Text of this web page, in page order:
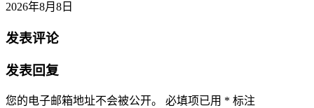
2026年8月8日
发表评论
发表回复
您的电子邮箱地址不会被公开。 必填项已用 * 标注